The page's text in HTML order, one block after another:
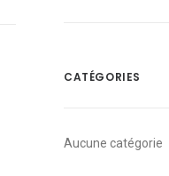
CATÉGORIES
Aucune catégorie